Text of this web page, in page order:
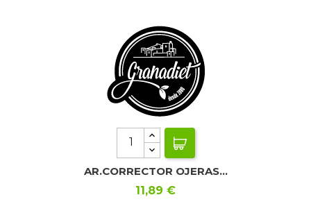
AR.CORRECTOR OJERAS...
Precio
11,89 €